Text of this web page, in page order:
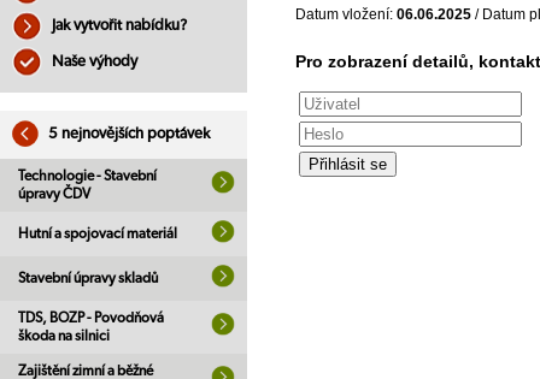
Jak vytvořit nabídku?
Naše výhody
5 nejnovějších poptávek
Technologie - Stavební
úpravy ČDV
Hutní a spojovací materiál
Stavební úpravy skladů
TDS, BOZP - Povodňová
škoda na silnici
Zajištění zimní a běžné
Datum vložení: 06.06.2025 / Datum
Pro zobrazení detailů,